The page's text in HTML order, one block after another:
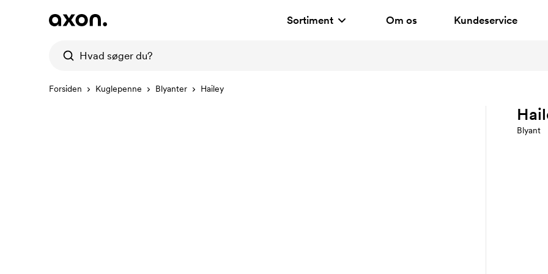
Sortiment Om os Kundeservice
Forsiden Kuglepenne Blyanter Hailey
Blyant